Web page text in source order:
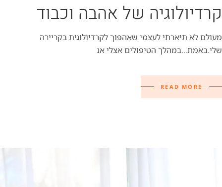
קרדיולוגיה של אהבה וכבוד
מעולם לא תיארתי לעצמי שאהפוך לקרדיולוגית בקריירה
שלי.באמת…במהלך הטיפולים אצלי אנ
READ MORE